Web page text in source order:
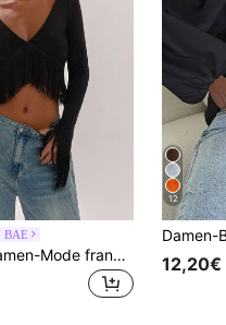
BAE
SHEIN BAE Damen-Mode französischer Stil Quasten Saum kurzes sexy Top
12
12,20€